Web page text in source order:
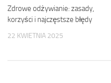
Zdrowe odżywianie: zasady,
korzyści i najczęstsze błędy
22 KWIETNIA 2025